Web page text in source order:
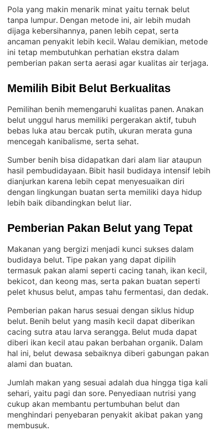
Pola yang makin menarik minat yaitu ternak belut
tanpa lumpur. Dengan metode ini, air lebih mudah
dijaga kebersihannya, panen lebih cepat, serta
ancaman penyakit lebih kecil. Walau demikian, metode
ini tetap membutuhkan perhatian ekstra dalam
pemberian pakan serta aerasi agar kualitas air terjaga.
Memilih Bibit Belut Berkualitas
Pemilihan benih memengaruhi kualitas panen. Anakan
belut unggul harus memiliki pergerakan aktif, tubuh
bebas luka atau bercak putih, ukuran merata guna
mencegah kanibalisme, serta sehat.
Sumber benih bisa didapatkan dari alam liar ataupun
hasil pembudidayaan. Bibit hasil budidaya intensif lebih
dianjurkan karena lebih cepat menyesuaikan diri
dengan lingkungan buatan serta memiliki daya hidup
lebih baik dibandingkan belut liar.
Pemberian Pakan Belut yang Tepat
Makanan yang bergizi menjadi kunci sukses dalam
budidaya belut. Tipe pakan yang dapat dipilih
termasuk pakan alami seperti cacing tanah, ikan kecil,
bekicot, dan keong mas, serta pakan buatan seperti
pelet khusus belut, ampas tahu fermentasi, dan dedak.
Pemberian pakan harus sesuai dengan siklus hidup
belut. Benih belut yang masih kecil dapat diberikan
cacing sutra atau larva serangga. Belut muda dapat
diberi ikan kecil atau pakan berbahan organik. Dalam
hal ini, belut dewasa sebaiknya diberi gabungan pakan
alami dan buatan.
Jumlah makan yang sesuai adalah dua hingga tiga kali
sehari, yaitu pagi dan sore. Penyediaan nutrisi yang
cukup akan membantu pertumbuhan belut dan
menghindari penyebaran penyakit akibat pakan yang
membusuk.